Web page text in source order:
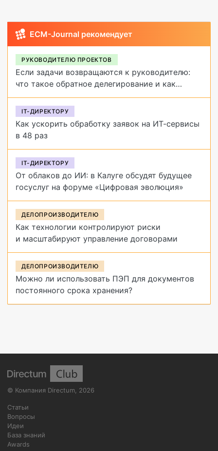
ECM-Journal рекомендует
РУКОВОДИТЕЛЮ ПРОЕКТОВ
Если задачи возвращаются к руководителю:
что такое обратное делегирование и как
от него избавиться
IT-ДИРЕКТОРУ
Как ускорить обработку заявок на ИТ-сервисы
в 48 раз
IT-ДИРЕКТОРУ
От облаков до ИИ: в Калуге обсудят будущее
госуслуг на форуме «Цифровая эволюция»
ДЕЛОПРОИЗВОДИТЕЛЮ
Как технологии контролируют риски
и масштабируют управление договорами
ДЕЛОПРОИЗВОДИТЕЛЮ
Можно ли использовать ПЭП для документов
постоянного срока хранения?
© Компания Directum 2026
Статьи
Вопросы
Идеи
База знаний
Awards